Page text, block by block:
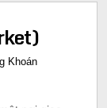
Khoán